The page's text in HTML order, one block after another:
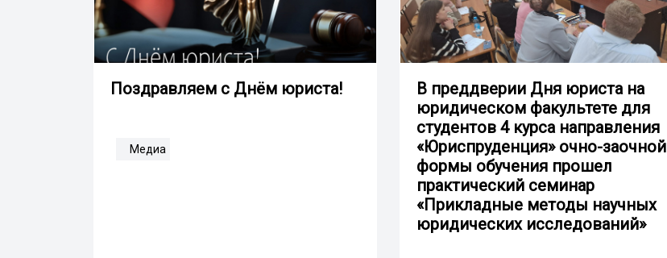
Поздравляем с Днём юриста!
Медиа
В преддверии Дня юриста на
юридическом факультете для
студентов 4 курса направления
«Юриспруденция» очно-заочной
формы обучения прошел
практический семинар
«Прикладные методы научных
юридических исследований»